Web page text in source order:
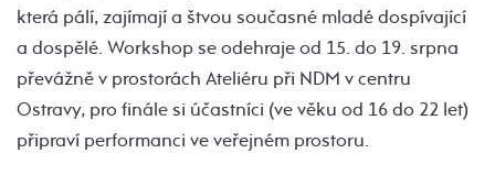
která pálí, zajímají a štvou současné mladé dospívající
a dospělé. Workshop se odehraje od 15. do 19. srpna
převážně v prostorách Ateliéru při NDM v centru
Ostravy, pro finále si účastníci (ve věku od 16 do 22 let)
připraví performanci ve veřejném prostoru.